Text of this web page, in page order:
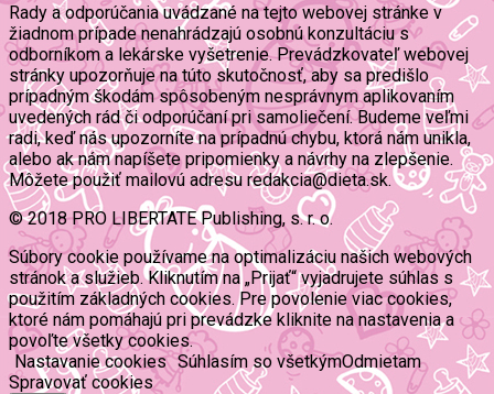
Rady a odporúčania uvádzané na tejto webovej stránke v
žiadnom prípade nenahrádzajú osobnú konzultáciu s
odborníkom a lekárske vyšetrenie. Prevádzkovateľ webovej
stránky upozorňuje na túto skutočnosť, aby sa predišlo
prípadným škodám spôsobeným nesprávnym aplikovaním
uvedených rád či odporúčaní pri samoliečení. Budeme veľmi
radi, keď nás upozorníte na prípadnú chybu, ktorá nám unikla,
alebo ak nám napíšete pripomienky a návrhy na zlepšenie.
Môžete použiť mailovú adresu redakcia@dieta.sk.
© 2018 PRO LIBERTATE Publishing, s. r. o.
Súbory cookie používame na optimalizáciu našich webových
stránok a služieb. Kliknutím na „Prijať“ vyjadrujete súhlas s
použitím základných cookies. Pre povolenie viac cookies,
ktoré nám pomáhajú pri prevádzke kliknite na nastavenia a
povoľte všetky cookies.
Nastavanie cookies Súhlasím so všetkýmOdmietam
Spravovať cookies